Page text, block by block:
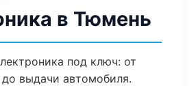
в Тюмень
под ключ: от
до выдачи автомобиля.